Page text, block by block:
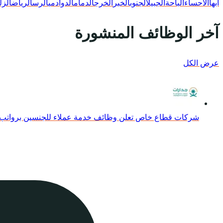
أبها الأحساء الباحة الجبيلالجنوبالخبر الخرجالدمامالدوادميالرسالرياض
آخر الوظائف المنشورة
عرض الكل
شركات قطاع خاص تعلن وظائف خدمة عملاء للجنسين برواتب تصل